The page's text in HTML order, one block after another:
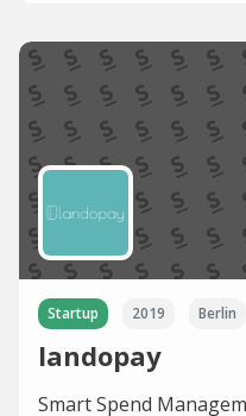
Startup 2019 Berlin
landopay
Smart Spend